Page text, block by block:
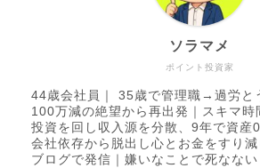
ポイント投資家
ソラマメ
44歳会社員｜ 35歳で管理職→過労と
100万減の絶望から再出発｜スキマ時
投資を回し収入源を分散、9年で資産
会社依存から脱出し心とお金をすり
ブログで発信｜嫌いなことで死なない